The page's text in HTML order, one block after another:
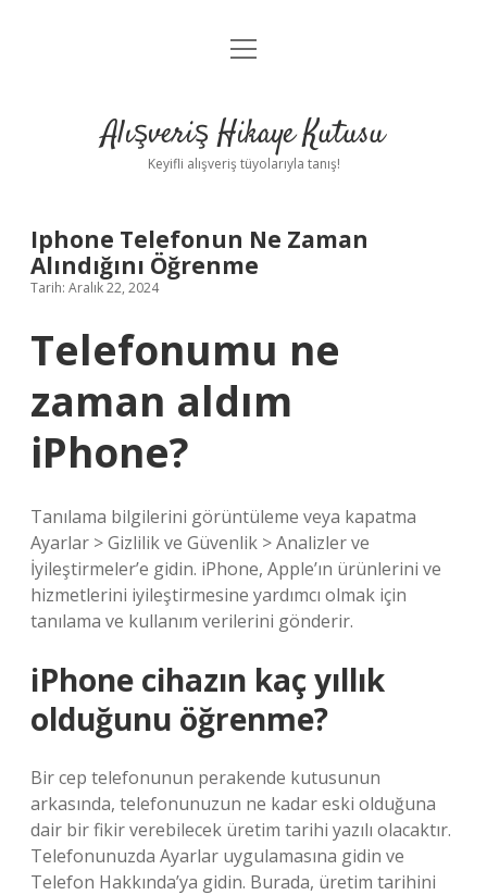
Anasayfa
Yasal Uyarı
menüyü
Alışveriş Hikaye Kutusu
Keyifli alışveriş tüyolarıyla tanış!
Iphone Telefonun Ne Zaman
Alındığını Öğrenme
Tarih: Aralık 22, 2024
Telefonumu ne
zaman aldım
iPhone?
Tanılama bilgilerini görüntüleme veya kapatma
Ayarlar > Gizlilik ve Güvenlik > Analizler ve
İyileştirmeler’e gidin. iPhone, Apple’ın ürünlerini ve
hizmetlerini iyileştirmesine yardımcı olmak için
tanılama ve kullanım verilerini gönderir.
iPhone cihazın kaç yıllık
olduğunu öğrenme?
Bir cep telefonunun perakende kutusunun
arkasında, telefonunuzun ne kadar eski olduğuna
dair bir fikir verebilecek üretim tarihi yazılı olacaktır.
Telefonunuzda Ayarlar uygulamasına gidin ve
Telefon Hakkında’ya gidin. Burada, üretim tarihini